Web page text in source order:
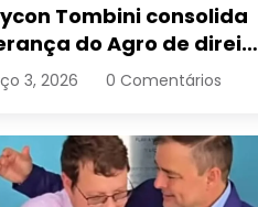
Tombini consolida
do Agro de direita
manifestação “Acorda
em Goiânia
3, 2026 0 Comentários